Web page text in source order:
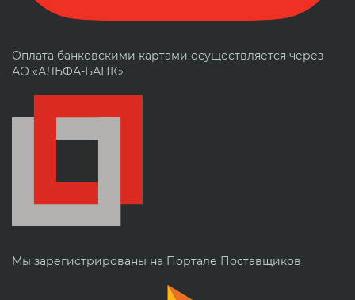
Оплата банковскими картами осуществляется через
АО «АЛЬФА-БАНК»
Мы зарегистрированы на Портале Поставщиков